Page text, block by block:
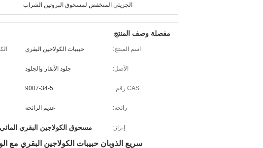
الجزيئي المنخفض لمسحوق البروتين الشراب
مفصلة وصف المنتج
اسم المنتج: حبيبات الكولاجين البقري
الأصل: جلود الأبقار والجلود
CAS رقم.: 9007-34-5
رائحة: عديم الرائحة
إبراز: مسحوق الكولاجين البقري المائي
سريع الذوبان حبيبات الكولاجين البقري